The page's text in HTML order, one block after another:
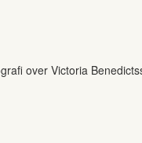
over Victoria